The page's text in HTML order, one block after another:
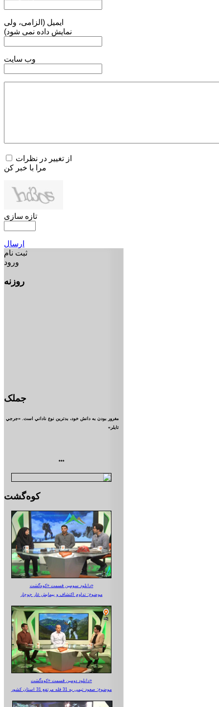
ایمیل (الزامی، ولی
نمایش داده نمی شود)
وب سایت
از تغییر در نظرات
مرا با خبر کن
تازه سازی
ارسال
ثبت نام
ورود
روزنه
جملک
مغرور بودن به دانش خود، بدترين نوع ناداني است. «جرجي
تايلر»
***
کوه‌گشت
دانلود سومین قسمت «کوه‌گشت»
موضوع: تداوم اکتشاف و پیمایش غار جوجار
دانلود دومین قسمت «کوه‌گشت»
موضوع: صعود تیمی به 31 قله مرتفع 31 استان کشور